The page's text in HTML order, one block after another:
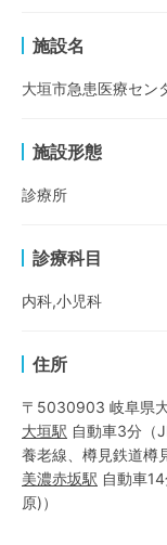
施設名
大垣市急患医療セン
施設形態
診療所
診療科目
内科,小児科
住所
〒5030903 岐阜県
大垣駅 自動車3分 （
養老線
樽見鉄道樽
美濃赤坂駅 自動車
原)）